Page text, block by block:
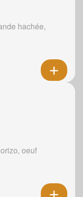
hachée,
oeuf